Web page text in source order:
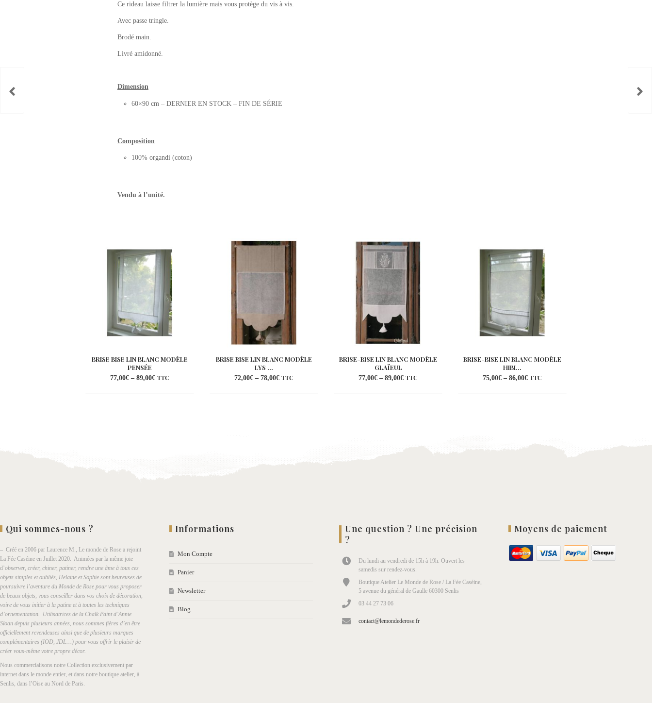
Ce rideau laisse filtrer la lumière mais vous protège du vis à vis.
Avec passe tringle.
Brodé main.
Livré amidonné.
Dimension
60×90 cm – DERNIER EN STOCK – FIN DE SÉRIE
Composition
100% organdi (coton)
Vendu à l’unité.
BRISE BISE LIN BLANC MODÈLE
PENSÉE
77,00€ – 89,00€ TTC
BRISE BISE LIN BLANC MODÈLE
LYS ...
72,00€ – 78,00€ TTC
BRISE-BISE LIN BLANC MODÈLE
GLAÏEUL
77,00€ – 89,00€ TTC
BRISE-BISE LIN BLANC MODÈLE
HIBI...
75,00€ – 86,00€ TTC
Qui sommes-nous ?
– Créé en 2006 par Laurence M., Le monde de Rose a rejoint
La Fée Caséine en Juillet 2020. Animées par la même joie
d’observer, créer, chiner, patiner, rendre une âme à tous ces
objets simples et oubliés, Helaine et Sophie sont heureuses de
poursuivre l’aventure du Monde de Rose pour vous proposer
de beaux objets, vous conseiller dans vos choix de décoration,
voire de vous initier à la patine et à toutes les techniques
d’ornementation. Utilisatrices de la Chalk Paint d’Annie
Sloan depuis plusieurs années, nous sommes fières d’en être
officiellement revendeuses ainsi que de plusieurs marques
complémentaires (IOD, JDL…) pour vous offrir le plaisir de
créer vous-même votre propre décor.
Nous commercialisons notre Collection exclusivement par
internet dans le monde entier, et dans notre boutique atelier, à
Senlis, dans l’Oise au Nord de Paris.
Informations
Mon Compte
Panier
Newsletter
Blog
Une question ? Une précision
?
Du lundi au vendredi de 15h à 19h. Ouvert les
samedis sur rendez-vous.
Boutique Atelier Le Monde de Rose / La Fée Caséine,
5 avenue du général de Gaulle 60300 Senlis
03 44 27 73 06
contact@lemondederose.fr
Moyens de paiement